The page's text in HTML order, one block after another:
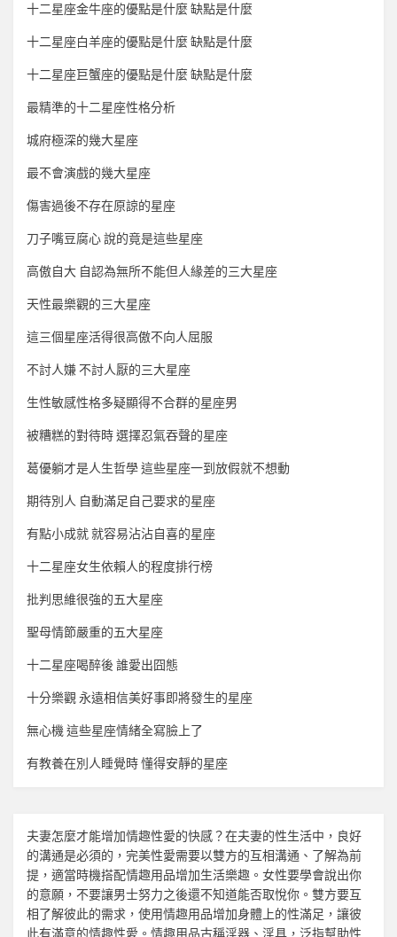
十二星座金牛座的優點是什麼 缺點是什麼
十二星座白羊座的優點是什麼 缺點是什麼
十二星座巨蟹座的優點是什麼 缺點是什麼
最精準的十二星座性格分析
城府極深的幾大星座
最不會演戲的幾大星座
傷害過後不存在原諒的星座
刀子嘴豆腐心 說的竟是這些星座
高傲自大 自認為無所不能但人緣差的三大星座
天性最樂觀的三大星座
這三個星座活得很高傲不向人屈服
不討人嫌 不討人厭的三大星座
生性敏感性格多疑顯得不合群的星座男
被糟糕的對待時 選擇忍氣吞聲的星座
葛優躺才是人生哲學 這些星座一到放假就不想動
期待別人 自動滿足自己要求的星座
有點小成就 就容易沾沾自喜的星座
十二星座女生依賴人的程度排行榜
批判思維很強的五大星座
聖母情節嚴重的五大星座
十二星座喝醉後 誰愛出囧態
十分樂觀 永遠相信美好事即將發生的星座
無心機 這些星座情緒全寫臉上了
有教養在別人睡覺時 懂得安靜的星座
夫妻怎麼才能增加情趣性愛的快感？在夫妻的性生活中，良好
的溝通是必須的，完美性愛需要以雙方的互相溝通、了解為前
提，適當時機搭配情趣用品增加生活樂趣。女性要學會說出你
的意願，不要讓男士努力之後還不知道能否取悅你。雙方要互
相了解彼此的需求，使用情趣用品增加身體上的性滿足，讓彼